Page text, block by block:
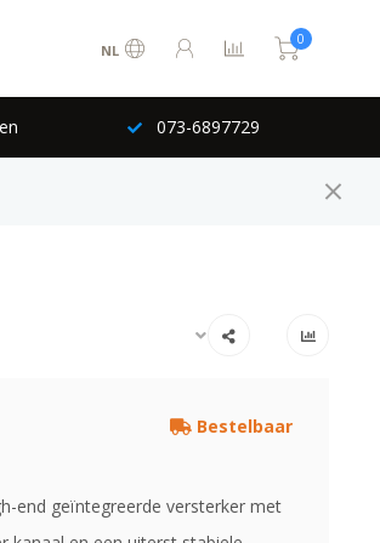
NL
0
073-6897729
Bestelbaar
end geïntegreerde versterker met